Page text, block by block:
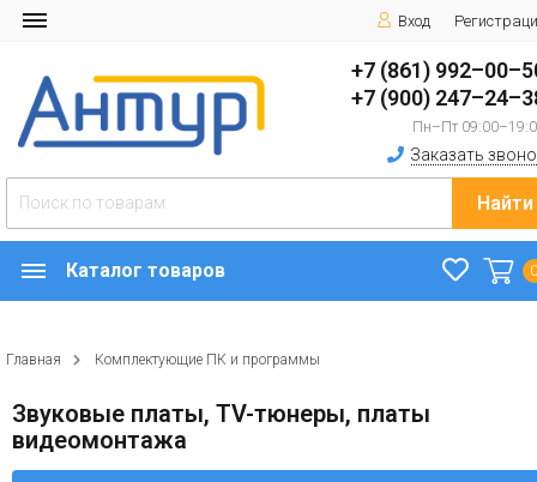
Вход
+7 (861)
+7 (900)
Пн–Пт
Заказать
Найти
Каталог товаров
Главная Комплектующие ПК и программы
Звуковые платы, TV-тюнеры, платы
видеомонтажа